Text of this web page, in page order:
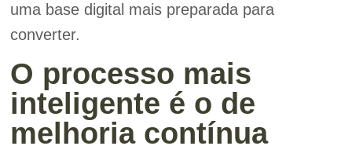
uma base digital mais preparada para
converter.
O processo mais
inteligente é o de
melhoria contínua